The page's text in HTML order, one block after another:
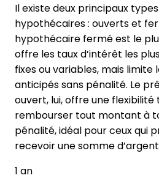
Il existe deux principaux
hypothécaires : ouverts et
hypothécaire fermé est le
offre les taux d’intérêt les
fixes ou variables, mais
anticipés sans pénalité. Le
ouvert, lui, offre une flexibilité
rembourser tout montant à
pénalité, idéal pour ceux qui
recevoir une somme
1 an